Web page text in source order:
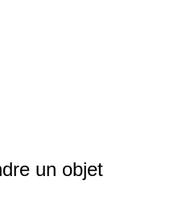
un objet